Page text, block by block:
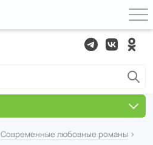
Современные любовные романы ›